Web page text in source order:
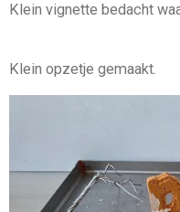
Klein vignette bedacht
Klein opzetje gemaakt.